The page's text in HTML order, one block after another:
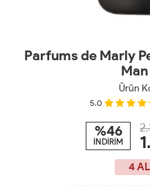
Parfums de Marly
Ürün
5.0
%46
İNDİRİM
4